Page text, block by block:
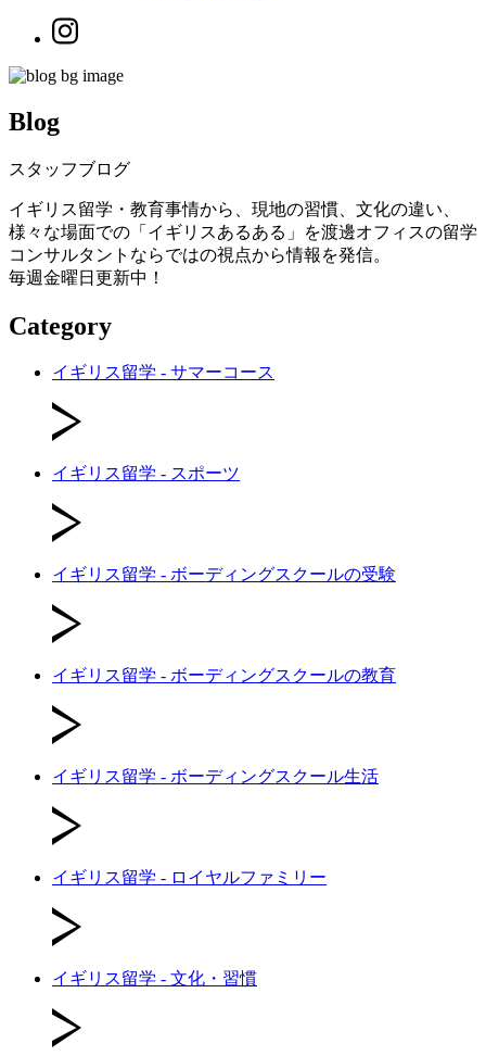
Blog
スタッフブログ
イギリス留学・教育事情から、現地の習慣、文化の違い、
様々な場面での「イギリスあるある」を渡邊オフィスの留学
コンサルタントならではの視点から情報を発信。
毎週金曜日更新中！
Category
イギリス留学 - サマーコース
イギリス留学 - スポーツ
イギリス留学 - ボーディングスクールの受験
イギリス留学 - ボーディングスクールの教育
イギリス留学 - ボーディングスクール生活
イギリス留学 - ロイヤルファミリー
イギリス留学 - 文化・習慣